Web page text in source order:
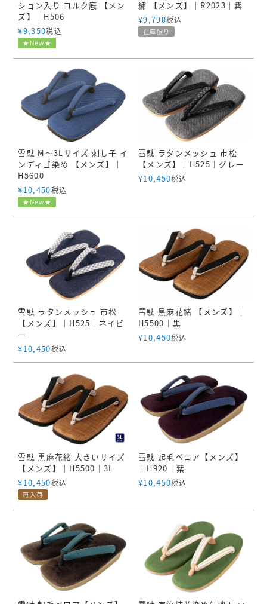
ション入り コルク底 【メン
ズ】｜H506
¥9,350税込
★New★
繍 【メンズ】｜R2023｜紫
¥9,790税込
在庫限り
雪駄 M～3Lサイズ 刺し子 イ
ンディゴ染め 【メンズ】｜
H5600
¥10,450税込
★New★
雪駄 ラタンメッシュ 市松
【メンズ】｜H525｜グレー
¥10,450税込
雪駄 ラタンメッシュ 市松
【メンズ】｜H525｜ネイビ
ー
¥10,450税込
雪駄 黒麻花緒 【メンズ】｜
H5500｜黒
¥10,450税込
雪駄 黒麻花緒 大きいサイズ
【メンズ】｜H5500｜3L
¥10,450税込
再入荷
雪駄 起毛ベロア【メンズ】
｜H920｜紫
¥10,450税込